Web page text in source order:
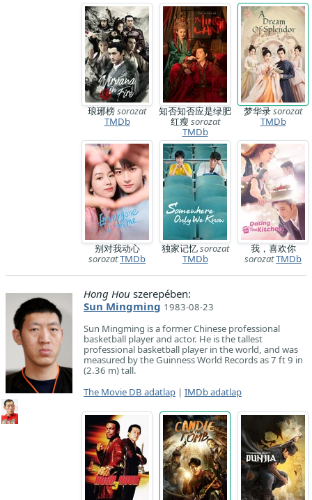
琅琊榜sorozat
TMDb
知否知否应是绿肥
红瘦sorozat
TMDb
梦华录sorozat
TMDb
别对我动心
sorozatTMDb
独家记忆sorozat
TMDb
我，喜欢你
sorozatTMDb
Hong Hou szerepében:
Sun Mingming 1983-08-23
Sun Mingming is a former Chinese professional
basketball player and actor. He is the tallest
professional basketball player in the world, and was
measured by the Guinness World Records as 7 ft 9 in
(2.36 m) tall.
The Movie DB adatlap | IMDb adatlap